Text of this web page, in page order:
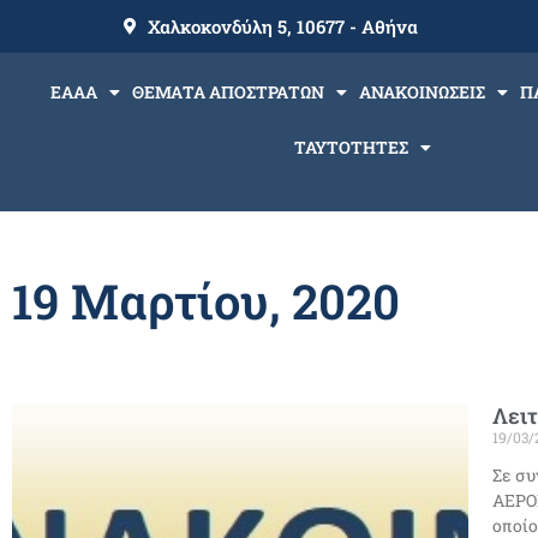
Χαλκοκονδύλη 5, 10677 - Αθήνα
ΕΑΑΑ ΘΕΜΑΤΑ ΑΠΟΣΤΡΑΤΩΝ ΑΝΑΚΟΙΝΩΣΕΙΣ
ΤΑΥΤΟΤΗΤΕΣ
19 Μαρτίου, 2020
19/
Σε